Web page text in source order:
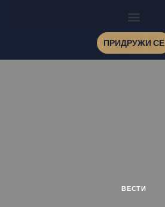
ПРИДРУЖИ СЕ
ВЕСТИ